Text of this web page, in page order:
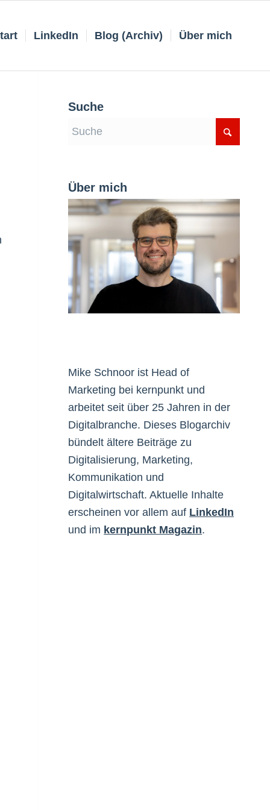
LinkedIn Blog (Archiv) Über mich
Suche
Über mich
Mike Schnoor ist Head of
Marketing bei kernpunkt und
arbeitet seit über 25 Jahren in der
Digitalbranche. Dieses Blogarchiv
bündelt ältere Beiträge zu
Digitalisierung, Marketing,
Kommunikation und
Digitalwirtschaft. Aktuelle Inhalte
erscheinen vor allem auf LinkedIn
und im kernpunkt Magazin.